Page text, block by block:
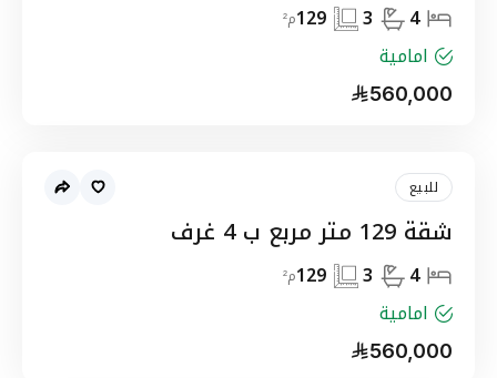
4
3
129م²
امامية
560,000
للبيع
شقة 129 متر مربع ب 4 غرف
4
3
129م²
امامية
560,000